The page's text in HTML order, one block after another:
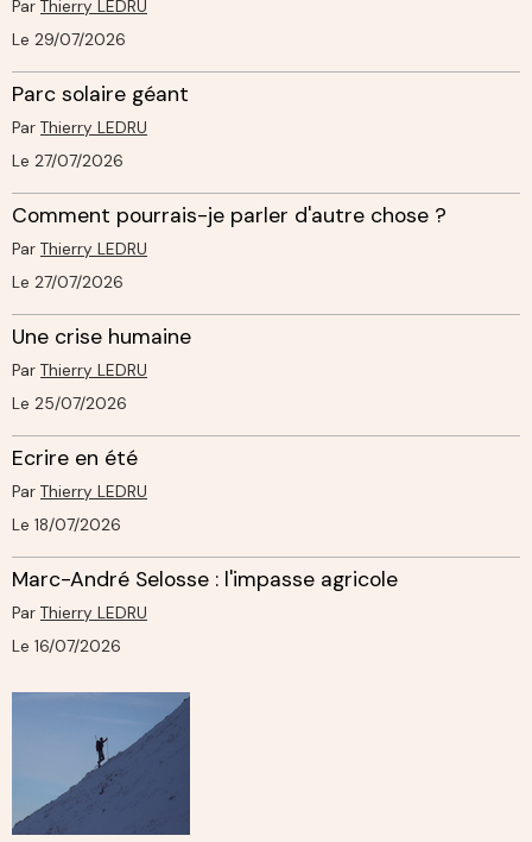
Par Thierry LEDRU
Le 29/07/2026
Parc solaire géant
Par Thierry LEDRU
Le 27/07/2026
Comment pourrais-je parler d'autre chose ?
Par Thierry LEDRU
Le 27/07/2026
Une crise humaine
Par Thierry LEDRU
Le 25/07/2026
Ecrire en été
Par Thierry LEDRU
Le 18/07/2026
Marc-André Selosse : l'impasse agricole
Par Thierry LEDRU
Le 16/07/2026